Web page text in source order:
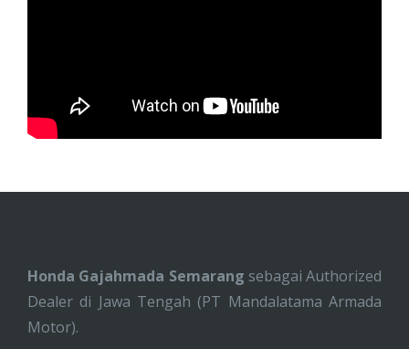
Honda Gajahmada Semarang sebagai Authorized
Dealer di Jawa Tengah (PT Mandalatama Armada
Motor).